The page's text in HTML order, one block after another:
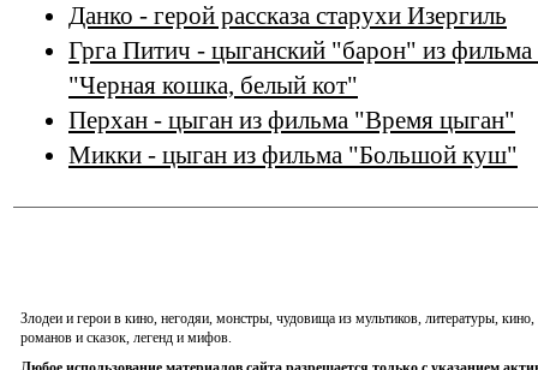
Данко - герой рассказа старухи Изергиль
Грга Питич - цыганский "барон" из
"Черная кошка, белый кот"
Перхан - цыган из фильма "Время цыган"
Микки - цыган из фильма "Большой куш"
Злодеи и герои в кино, негодяи, монстры, чудовища из мультиков, литературы,
романов и сказок, легенд и мифов.